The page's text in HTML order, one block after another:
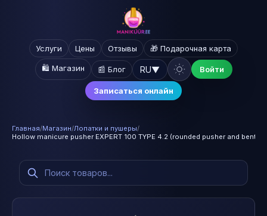
Услуги Цены Отзывы 🎁 Подарочная карта
🛍️ Магазин 📰 Блог RU▼ Войти
Записаться онлайн
Главная/Магазин/Лопатки и пушеры/
Hollow manicure pusher EXPERT 100 TYPE 4.2 (rounded pusher and bent